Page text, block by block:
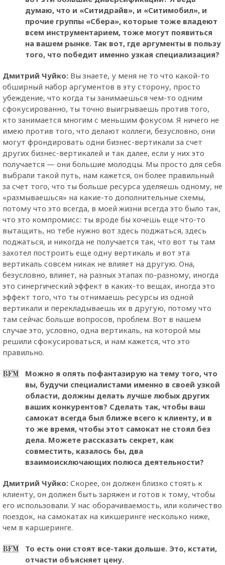
думаю, что и «Ситидрайв», и «Ситимобил», и
прочие группы «Сбера», которые тоже владеют
всем инструментарием, тоже могут появиться
на вашем рынке. Так вот, где аргументы в пользу
того, что победит именно узкая специализация?
Дмитрий Чуйко: Вы знаете, у меня не то что какой-то
обширный набор аргументов в эту сторону, просто
убеждение, что когда ты занимаешься чем-то одним
сфокусированно, ты точно выигрываешь против того,
кто занимается многим с меньшим фокусом. Я ничего не
имею против того, что делают коллеги, безусловно, они
могут фрондировать одни бизнес-вертикали за счет
других бизнес-вертикалей и так далее, если у них это
получается — они большие молодцы. Мы просто для себя
выбрали такой путь, нам кажется, он более правильный
за счет того, что ты больше ресурса уделяешь одному, не
«размываешься» на какие-то дополнительные схемы,
потому что это всегда, в моей жизни всегда это было так,
что это компромисс: ты вроде бы хочешь еще что-то
вытащить, но тебе нужно вот здесь поджаться, здесь
поджаться, и никогда не получается так, что вот ты там
захотел построить еще одну вертикаль и вот эта
вертикаль совсем никак не влияет на другую. Она,
безусловно, влияет, на разных этапах по-разному, иногда
это синергический эффект в каких-то вещах, иногда это
эффект того, что ты отнимаешь ресурсы из одной
вертикали и перекладываешь их в другую, потому что
там сейчас больше вопросов, проблем. Вот в нашем
случае это, условно, одна вертикаль, на которой мы
решили сфокусироваться, и нам кажется, что это
правильно.
Можно я опять пофантазирую на тему того, что
вы, будучи специалистами именно в своей узкой
области, должны делать лучше любых других
ваших конкурентов? Сделать так, чтобы ваш
самокат всегда был ближе всего к клиенту, и в
то же время, чтобы этот самокат не стоял без
дела. Можете рассказать секрет, как
совместить, казалось бы, два
взаимоисключающих полюса деятельности?
Дмитрий Чуйко: Скорее, он должен близко стоять к
клиенту, он должен быть заряжен и готов к тому, чтобы
его использовали. У нас оборачиваемость, или количество
поездок, на самокатах на кикшеринге несколько ниже,
чем в каршеринге.
То есть они стоят все-таки дольше. Это, кстати,
отчасти объясняет цену.